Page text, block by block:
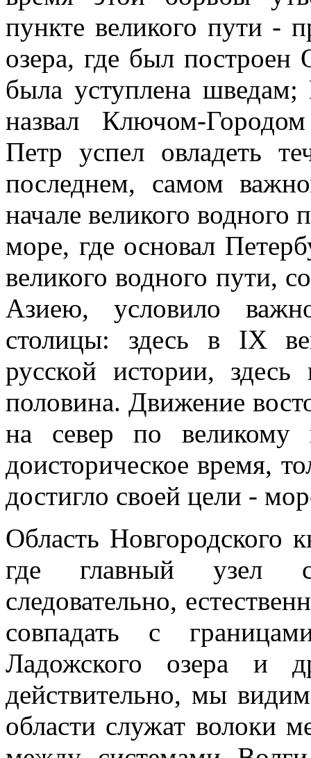
пункте великого пути -
озера, где был
была уступлена
назвал Ключом-
Петр успел овладеть
последнем, самом
начале великого
море, где основал
великого водного пути,
Азиею, условило
столицы: здесь в IX
русской истории,
половина. Движение
на север по великому
доисторическое время,
достигло своей цели -
Область Новгородского
где главный узел
следовательно,
совпадать с
Ладожского озера и
действительно, мы
области служат волоки